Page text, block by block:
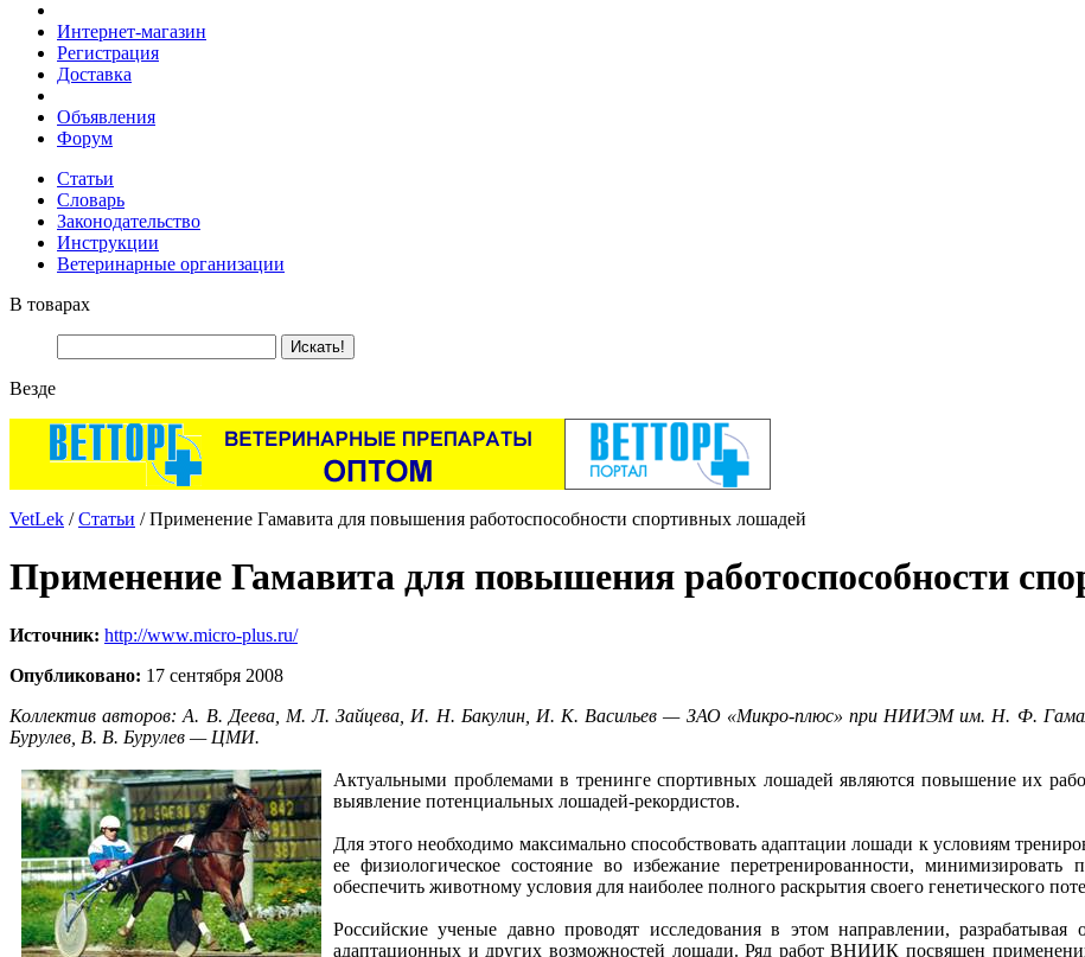
Интернет-магазин
Регистрация
Доставка
Объявления
Форум
Статьи
Словарь
Законодательство
Инструкции
Ветеринарные организации
В товарах
Везде
VetLek /Статьи / Применение Гамавита для повышения работоспособности спортивных лошадей
Применение Гамавита для повышения работоспособности
Источник: http://www.micro-plus.ru/
Опубликовано: 17 сентября 2008
Коллектив авторов: А. В. Деева, М. Л. Зайцева, И. Н. Бакулин, И. К. Васильев — ЗАО «Микро-плюс» при НИИЭМ им. Н. Ф.
Бурулев, В. В. Бурулев — ЦМИ.
Актуальными проблемами в тренинге спортивных лошадей являются повышение их
выявление потенциальных лошадей-рекордистов.
Для этого необходимо максимально способствовать адаптации лошади к условиям
ее физиологическое состояние во избежание перетренированности,
обеспечить животному условия для наиболее полного раскрытия своего генетического
Российские ученые давно проводят исследования в этом направлении,
адаптационных и других возможностей лошади. Ряд работ ВНИИК посвящен